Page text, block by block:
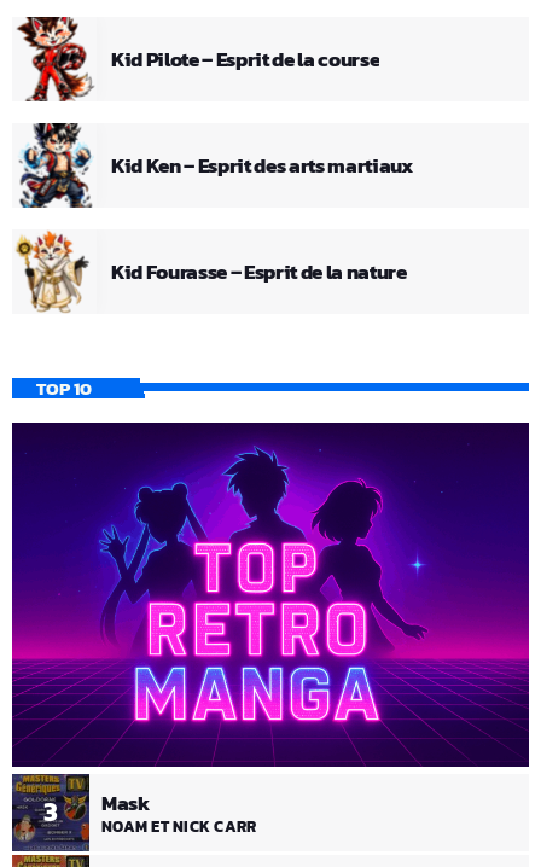
Kid Pilote – Esprit de la course
Kid Ken – Esprit des arts martiaux
Kid Fourasse – Esprit de la nature
TOP 10
3 Mask
NOAM ET NICK CARR